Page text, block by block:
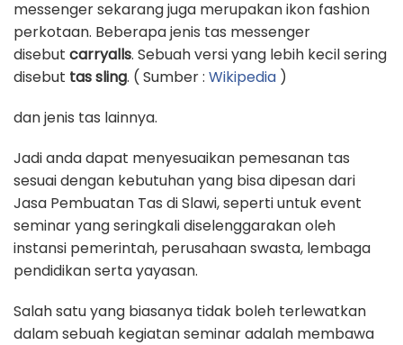
messenger sekarang juga merupakan ikon fashion
perkotaan. Beberapa jenis tas messenger
disebut carryalls. Sebuah versi yang lebih kecil sering
disebut tas sling. ( Sumber : Wikipedia )
dan jenis tas lainnya.
Jadi anda dapat menyesuaikan pemesanan tas
sesuai dengan kebutuhan yang bisa dipesan dari
Jasa Pembuatan Tas di Slawi, seperti untuk event
seminar yang seringkali diselenggarakan oleh
instansi pemerintah, perusahaan swasta, lembaga
pendidikan serta yayasan.
Salah satu yang biasanya tidak boleh terlewatkan
dalam sebuah kegiatan seminar adalah membawa